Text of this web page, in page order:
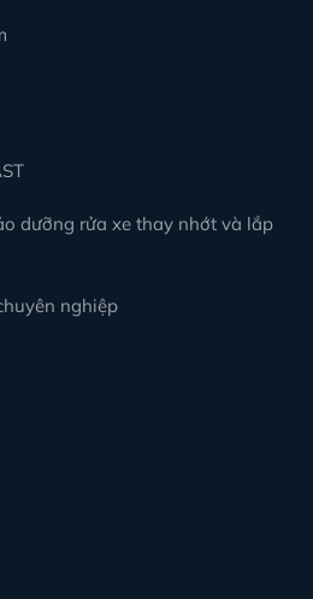
dưỡng rửa xe thay nhớt và lắp
nghiệp